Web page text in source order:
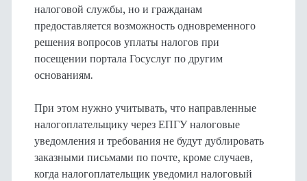
налоговой службы, но и гражданам
предоставляется возможность одновременного
решения вопросов уплаты налогов при
посещении портала Госуслуг по другим
основаниям.
При этом нужно учитывать, что направленные
налогоплательщику через ЕПГУ налоговые
уведомления и требования не будут дублировать
заказными письмами по почте, кроме случаев,
когда налогоплательщик уведомил налоговый